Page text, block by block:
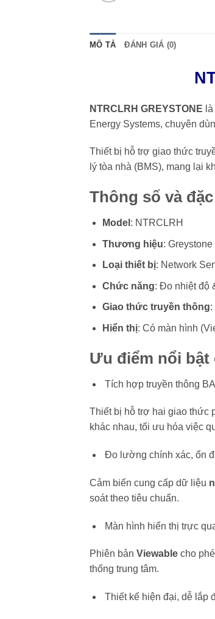
MÔ TẢ ĐÁNH GIÁ (0)
NTRCLRH GREYSTONE
Energy Systems, chuyên
Thiết bị hỗ trợ giao thức
lý tòa nhà (BMS), mang lại
Thông số và
Model : NTRCLRH
Thương hiệu: Greystone
Loại thiết bị: Network
Chức năng: Đo nhiệt độ
Giao thức truyền thông:
Hiển thị: Có màn hình
Ưu điểm nổi bật
Tích hợp truyền thông
Thiết bị hỗ trợ hai giao thức
khác nhau, tối ưu hóa việc
Đo lường chính xác, ổn
Cảm biến cung cấp dữ liệu
soát theo tiêu chuẩn.
Màn hình hiển thị trực
Phiên bản Viewable cho
thống trung tâm.
Thiết kế hiện đại, dễ lắp